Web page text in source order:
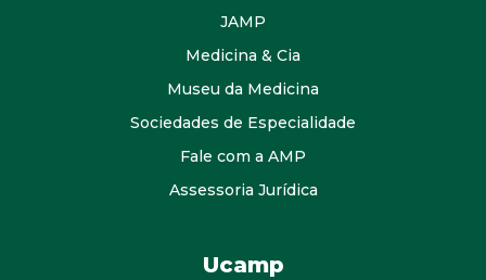
JAMP
Medicina & Cia
Museu da Medicina
Sociedades de Especialidade
Fale com a AMP
Assessoria Jurídica
Ucamp